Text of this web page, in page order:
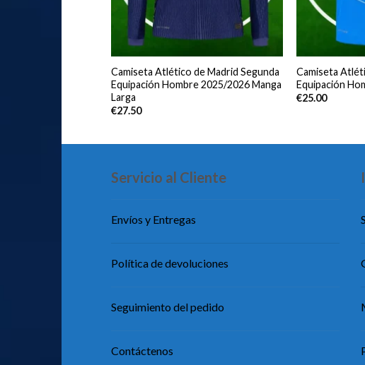
Camiseta Atlético de Madrid Segunda
Equipación Hombre 2025/2026 Manga
Larga
€27.50
Camiseta
Equipación
€25.00
Servicio al Cliente
Envíos y Entregas
Política de devoluciones
Seguimiento del pedido
Contáctenos